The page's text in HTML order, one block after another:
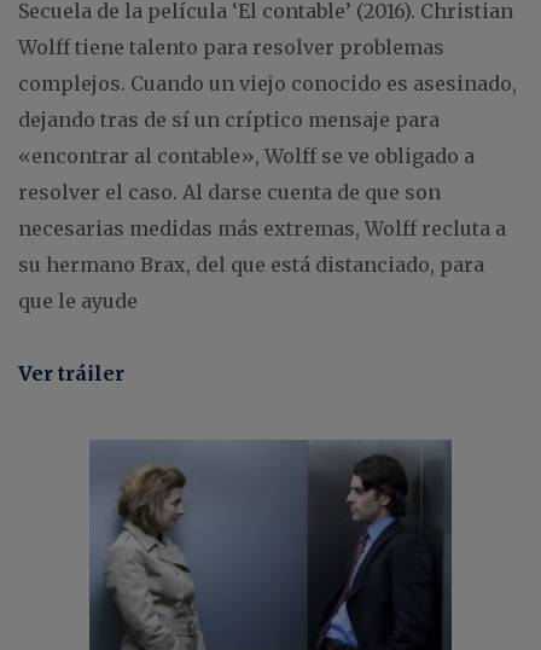
Secuela de la película ‘El contable’ (2016). Christian
Wolff tiene talento para resolver problemas
complejos. Cuando un viejo conocido es asesinado,
dejando tras de sí un críptico mensaje para
«encontrar al contable», Wolff se ve obligado a
resolver el caso. Al darse cuenta de que son
necesarias medidas más extremas, Wolff recluta a
su hermano Brax, del que está distanciado, para
que le ayude
Ver tráiler